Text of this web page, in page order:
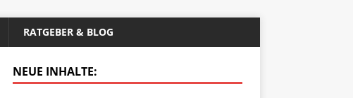
RATGEBER & BLOG
NEUE INHALTE: